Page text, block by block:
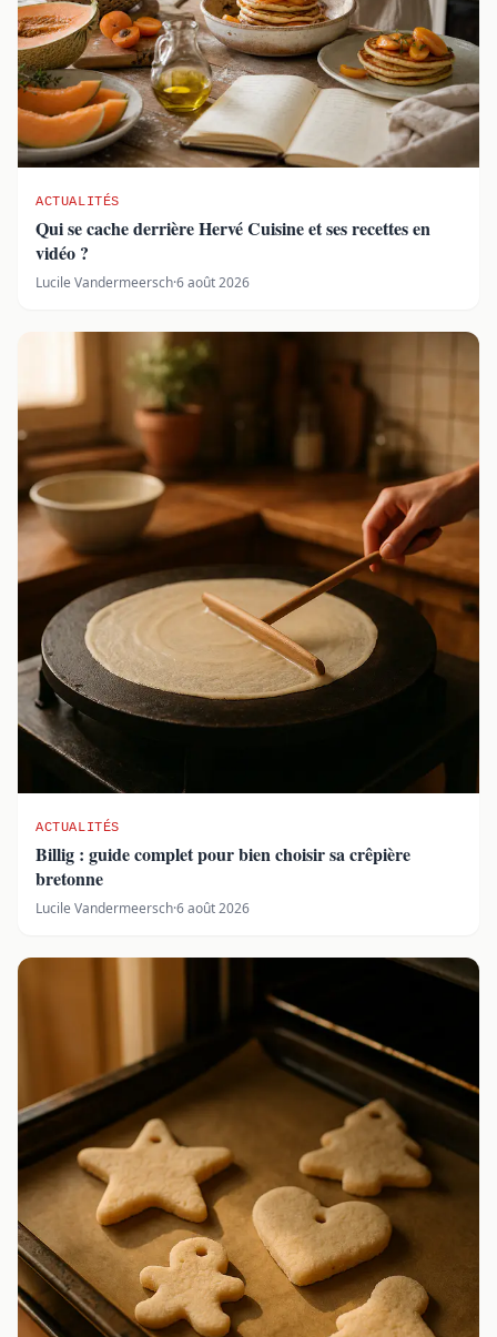
ACTUALITÉS
Qui se cache derrière Hervé Cuisine et ses recettes en
vidéo ?
Lucile Vandermeersch·6 août 2026
ACTUALITÉS
Billig : guide complet pour bien choisir sa crêpière
bretonne
Lucile Vandermeersch·6 août 2026